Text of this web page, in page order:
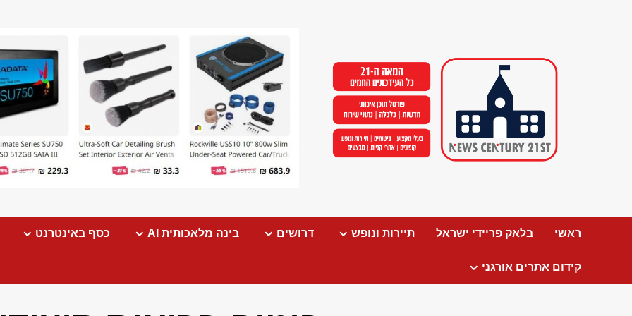
ראשי בלאק פריידי ישראל תיירות ונופש דרושים בינה מלאכותית AI כסף באינטרנט
קידום אתרים אורגני